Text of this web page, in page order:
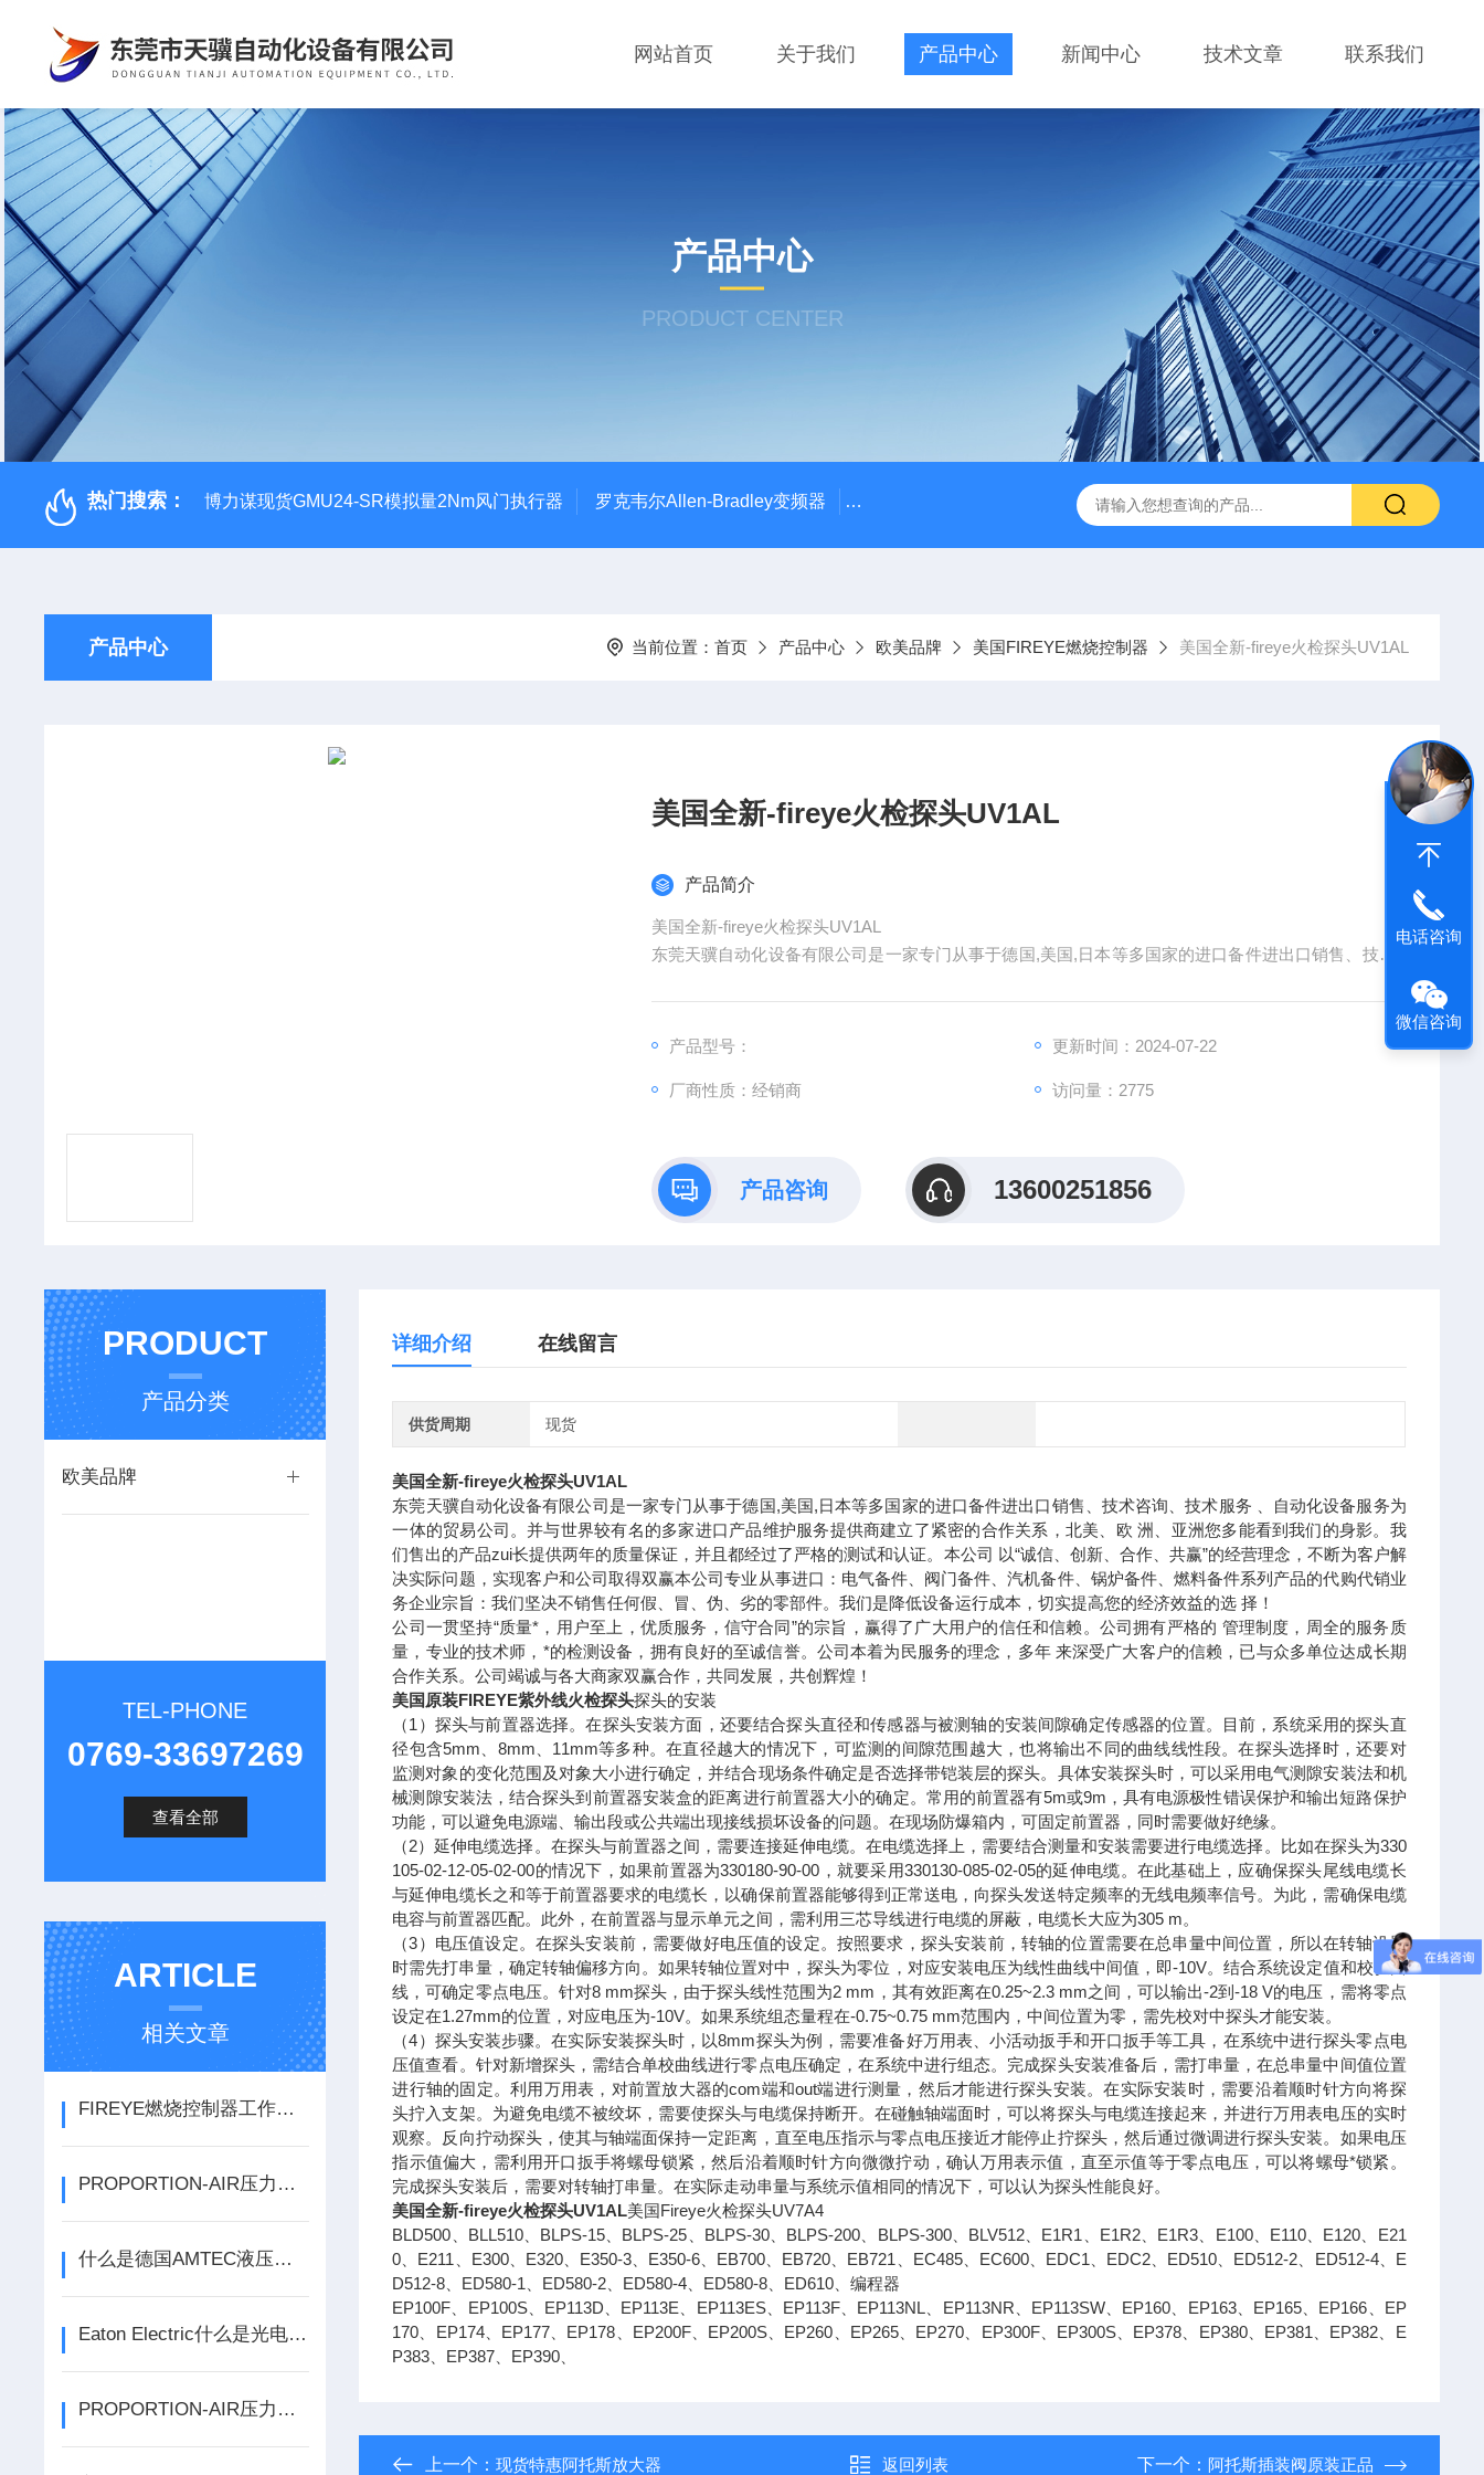
网站首页 关于我们 产品中心 新闻中心 技术文章 联系我们
产品中心
PRODUCT CENTER
热门搜索： 博力谋现货GMU24-SR模拟量2Nm风门执行器 罗克韦尔Allen-Bradley变频器 德国Leybold真空计 SMC比例阀ITV2050-312L KNF气体隔膜泵
产品中心 当前位置： 首页 产品中心 欧美品牌 美国FIREYE燃烧控制器 美国全新-fireye火检探头UV1AL
美国全新-fireye火检探头UV1AL
产品简介
美国全新-fireye火检探头UV1AL
东莞天骥自动化设备有限公司是一家专门从事于德国,美国,日本等多国家的进口备件进出口销售、技术
产品型号：
更新时间：2024-07-22
厂商性质：经销商 访问量：2775
产品咨询 13600251856
PRODUCT
产品分类
欧美品牌
TEL-PHONE
0769-33697269
查看全部
ARTICLE
相关文章
FIREYE燃烧控制器工作原理有哪些
PROPORTION-AIR压力变送器和压力传感器的区别
什么是德国AMTEC液压螺母
Eaton Electric什么是光电传感器 传感器有哪些类型
PROPORTION-AIR压力传感器的特点
详细介绍 在线留言
供货周期 现货
美国全新-fireye火检探头UV1AL
东莞天骥自动化设备有限公司是一家专门从事于德国,美国,日本等多国家的进口备件进出口销售、技术咨询、技术服务 、自动化设备服务为
一体的贸易公司。并与世界较有名的多家进口产品维护服务提供商建立了紧密的合作关系，北美、欧 洲、亚洲您多能看到我们的身影。我
们售出的产品zui长提供两年的质量保证，并且都经过了严格的测试和认证。本公司 以“诚信、创新、合作、共赢”的经营理念，不断为客户解
决实际问题，实现客户和公司取得双赢本公司专业从事进口：电气备件、阀门备件、汽机备件、锅炉备件、燃料备件系列产品的代购代销业
务企业宗旨：我们坚决不销售任何假、冒、伪、劣的零部件。我们是降低设备运行成本，切实提高您的经济效益的选 择！
公司一贯坚持“质量*，用户至上，优质服务，信守合同”的宗旨，赢得了广大用户的信任和信赖。公司拥有严格的 管理制度，周全的服务质
量，专业的技术师，*的检测设备，拥有良好的至诚信誉。公司本着为民服务的理念，多年 来深受广大客户的信赖，已与众多单位达成长期
合作关系。公司竭诚与各大商家双赢合作，共同发展，共创辉煌！
美国原装FIREYE紫外线火检探头探头的安装
（1）探头与前置器选择。在探头安装方面，还要结合探头直径和传感器与被测轴的安装间隙确定传感器的位置。目前，系统采用的探头直
径包含5mm、8mm、11mm等多种。在直径越大的情况下，可监测的间隙范围越大，也将输出不同的曲线线性段。在探头选择时，还要对
监测对象的变化范围及对象大小进行确定，并结合现场条件确定是否选择带铠装层的探头。具体安装探头时，可以采用电气测隙安装法和机
械测隙安装法，结合探头到前置器安装盒的距离进行前置器大小的确定。常用的前置器有5m或9m，具有电源极性错误保护和输出短路保护
功能，可以避免电源端、输出段或公共端出现接线损坏设备的问题。在现场防爆箱内，可固定前置器，同时需要做好绝缘。
（2）延伸电缆选择。在探头与前置器之间，需要连接延伸电缆。在电缆选择上，需要结合测量和安装需要进行电缆选择。比如在探头为330
105-02-12-05-02-00的情况下，如果前置器为330180-90-00，就要采用330130-085-02-05的延伸电缆。在此基础上，应确保探头尾线电缆长
与延伸电缆长之和等于前置器要求的电缆长，以确保前置器能够得到正常送电，向探头发送特定频率的无线电频率信号。为此，需确保电缆
电容与前置器匹配。此外，在前置器与显示单元之间，需利用三芯导线进行电缆的屏蔽，电缆长大应为305 m。
（3）电压值设定。在探头安装前，需要做好电压值的设定。按照要求，探头安装前，转轴的位置需要在总串量中间位置，所以在转轴设置
时需先打串量，确定转轴偏移方向。如果转轴位置对中，探头为零位，对应安装电压为线性曲线中间值，即-10V。结合系统设定值和校验曲
线，可确定零点电压。针对8 mm探头，由于探头线性范围为2 mm，其有效距离在0.25~2.3 mm之间，可以输出-2到-18 V的电压，需将零点
设定在1.27mm的位置，对应电压为-10V。如果系统组态量程在-0.75~0.75 mm范围内，中间位置为零，需先校对中探头才能安装。
（4）探头安装步骤。在实际安装探头时，以8mm探头为例，需要准备好万用表、小活动扳手和开口扳手等工具，在系统中进行探头零点电
压值查看。针对新增探头，需结合单校曲线进行零点电压确定，在系统中进行组态。完成探头安装准备后，需打串量，在总串量中间值位置
进行轴的固定。利用万用表，对前置放大器的com端和out端进行测量，然后才能进行探头安装。在实际安装时，需要沿着顺时针方向将探
头拧入支架。为避免电缆不被绞坏，需要使探头与电缆保持断开。在碰触轴端面时，可以将探头与电缆连接起来，并进行万用表电压的实时
观察。反向拧动探头，使其与轴端面保持一定距离，直至电压指示与零点电压接近才能停止拧探头，然后通过微调进行探头安装。如果电压
指示值偏大，需利用开口扳手将螺母锁紧，然后沿着顺时针方向微微拧动，确认万用表示值，直至示值等于零点电压，可以将螺母*锁紧。
完成探头安装后，需要对转轴打串量。在实际走动串量与系统示值相同的情况下，可以认为探头性能良好。
美国全新-fireye火检探头UV1AL美国Fireye火检探头UV7A4
BLD500、BLL510、BLPS-15、BLPS-25、BLPS-30、BLPS-200、BLPS-300、BLV512、E1R1、E1R2、E1R3、E100、E110、E120、E21
0、E211、E300、E320、E350-3、E350-6、EB700、EB720、EB721、EC485、EC600、EDC1、EDC2、ED510、ED512-2、ED512-4、E
D512-8、ED580-1、ED580-2、ED580-4、ED580-8、ED610、编程器
EP100F、EP100S、EP113D、EP113E、EP113ES、EP113F、EP113NL、EP113NR、EP113SW、EP160、EP163、EP165、EP166、EP
170、EP174、EP177、EP178、EP200F、EP200S、EP260、EP265、EP270、EP300F、EP300S、EP378、EP380、EP381、EP382、E
P383、EP387、EP390、
上一个：现货特惠阿托斯放大器 返回列表 下一个： 阿托斯插装阀原装正品
电话咨询
微信咨询